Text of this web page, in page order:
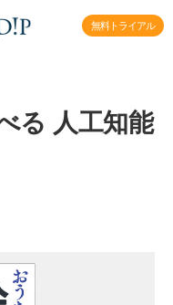
無料トライアル
る 人工知能